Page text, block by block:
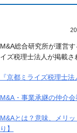
M&A総合研究所が運営
イズ税理士法人が掲載さ
『京都ミライズ税理士
M&A・事業承継の仲介
M&Aとは？意味、メリ
り】